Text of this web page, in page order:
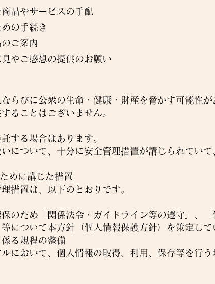
品やサービスの手配
の手続き
ご案内
やご感想の提供のお願い
らびに公衆の生命・健康・財産を脅かす可能性
ることはございません。
する場合はあります。
について、十分に安全管理措置が講じられてい
めに講じた措置
措置は、以下のとおりです。
のため「関係法令・ガイドライン等の遵守」、
について本方針（個人情報保護方針）を策定して
る規程の整備
において、個人情報の取得、利用、保存等を行